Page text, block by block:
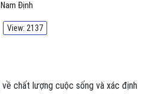
Định
View: 2137
chất lượng cuộc sống và xác định